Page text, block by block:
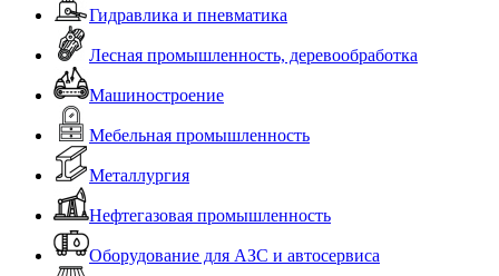
Гидравлика и пневматика
Лесная промышленность, деревообработка
Машиностроение
Мебельная промышленность
Металлургия
Нефтегазовая промышленность
Оборудование для АЗС и автосервиса